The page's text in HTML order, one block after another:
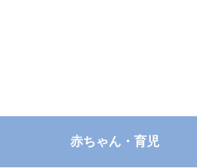
赤ちゃん・育児